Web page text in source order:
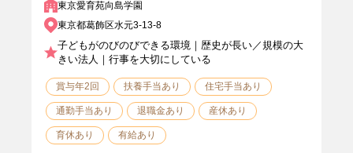
東京愛育苑向島学園
東京都葛飾区水元3-13-8
子どもがのびのびできる環境｜歴史が長い／規模の大
きい法人｜行事を大切にしている
賞与年2回 扶養手当あり 住宅手当あり
通勤手当あり 退職金あり 産休あり
育休あり 有給あり